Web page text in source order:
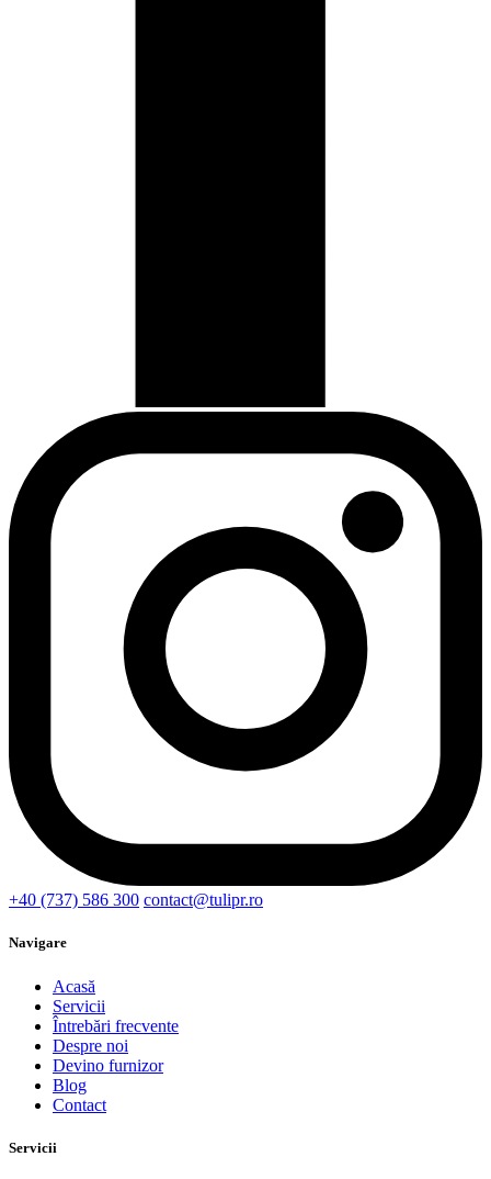
+40 (737) 586 300 contact@tulipr.ro
Navigare
Acasă
Servicii
Întrebări frecvente
Despre noi
Devino furnizor
Blog
Contact
Servicii